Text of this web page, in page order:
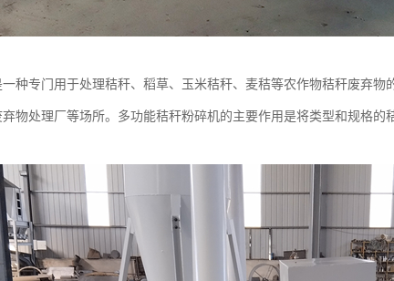
种专门用于处理秸秆、稻草、玉米秸秆、麦秸等农作物秸秆废弃
物处理厂等场所。多功能秸秆粉碎机的主要作用是将类型和规格的